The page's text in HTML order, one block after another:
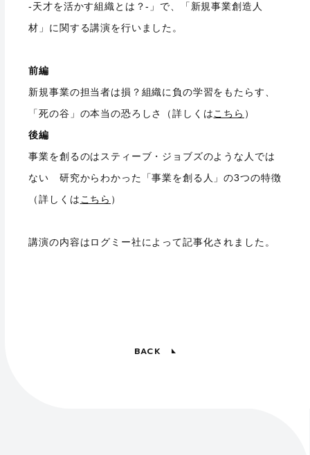
-天才を活かす組織とは？-」で、「新規事業創造人
材」に関する講演を行いました。
前編
新規事業の担当者は損？組織に負の学習をもたらす、
「死の谷」の本当の恐ろしさ（詳しくはこちら ）
後編
事業を創るのはスティーブ・ジョブズのような人では
ない 研究からわかった「事業を創る人」の3つの特徴
（詳しくは こちら ）
講演の内容はログミー社によって記事化されました。
BACK